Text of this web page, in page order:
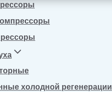
холодной регенерации